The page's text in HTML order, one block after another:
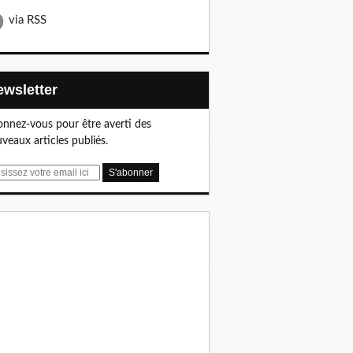
via RSS
vous pour être averti des
articles publiés.